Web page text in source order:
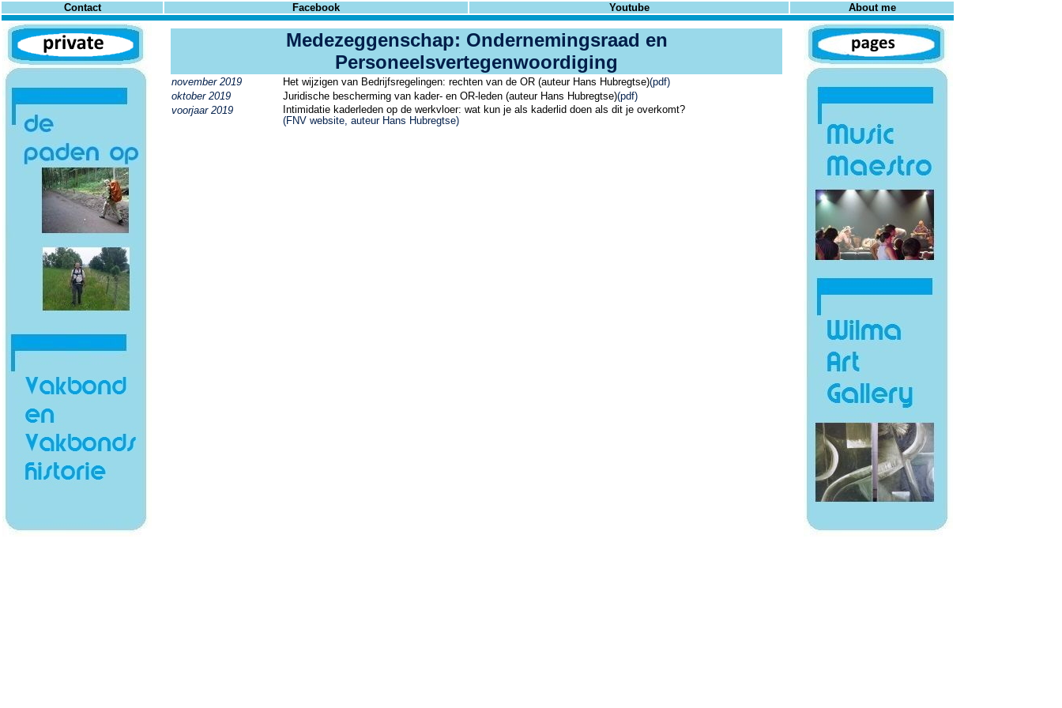
Contact Facebook Youtube About me
Medezeggenschap: Ondernemingsraad en
Personeelsvertegenwoordiging
november 2019 Het wijzigen van Bedrijfsregelingen: rechten van de OR (auteur Hans Hubregtse)(pdf)
oktober 2019
Juridische bescherming van kader- en OR-leden (auteur Hans Hubregtse)(pdf)
voorjaar 2019
Intimidatie kaderleden op de werkvloer: wat kun je als kaderlid doen als dit je overkomt?
(FNV website, auteur Hans Hubregtse)